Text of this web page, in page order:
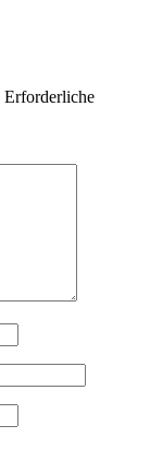
Erforderliche